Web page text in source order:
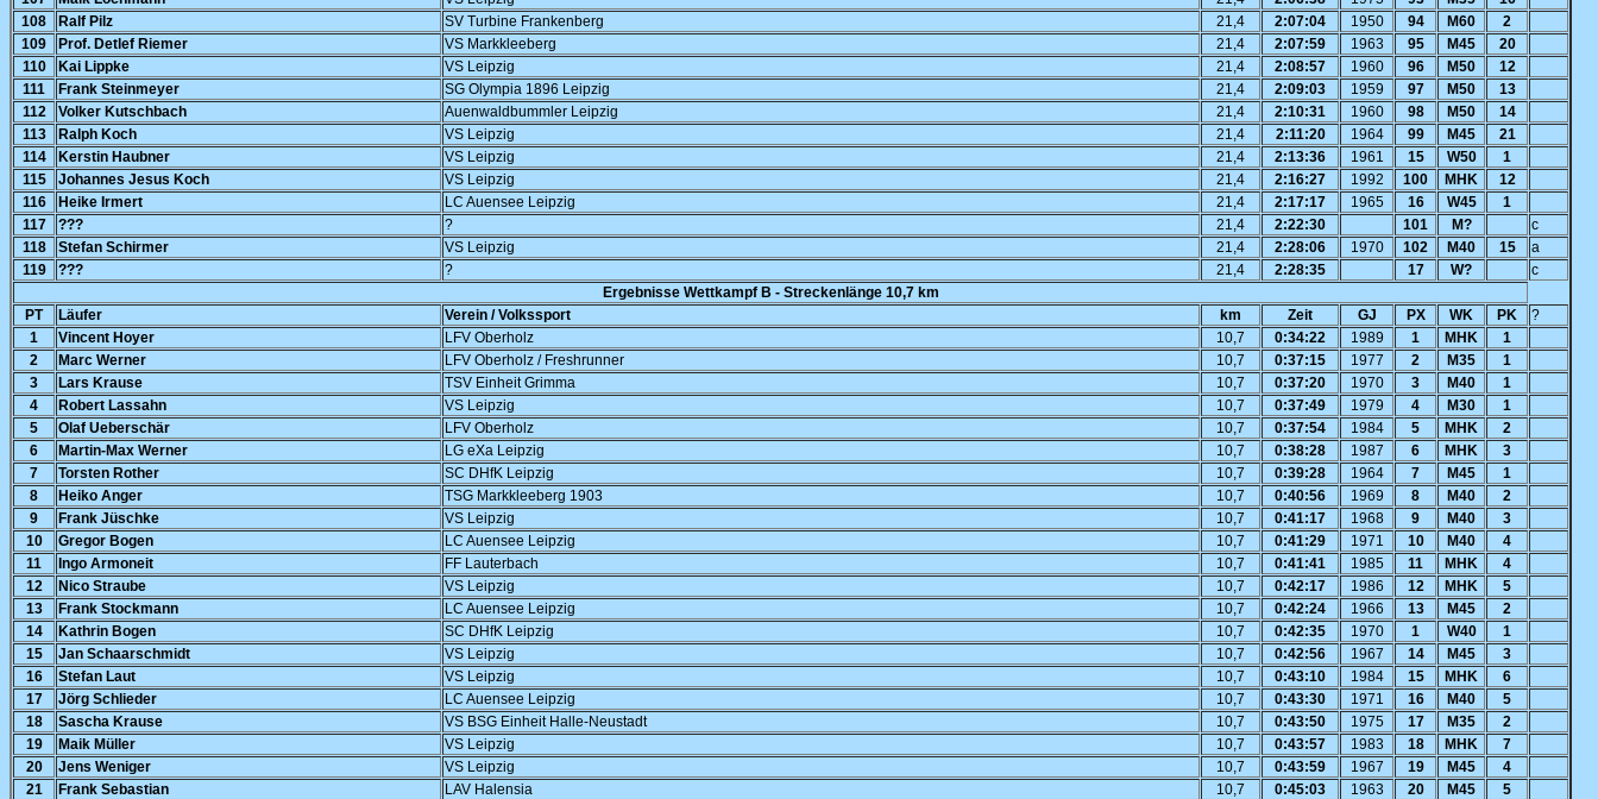
108
Ralf Pilz SV Turbine Frankenberg 21,4 2:07:04 1950 94 M60
2
109
Prof. Detlef Riemer VS Markkleeberg 21,4 2:07:59 1963 95 M45
20
110
Kai Lippke VS Leipzig 21,4 2:08:57 1960 96 M50
12
111
Frank Steinmeyer SG Olympia 1896 Leipzig 21,4 2:09:03 1959 97 M50
13
112
Volker Kutschbach Auenwaldbummler Leipzig 21,4 2:10:31 1960 98 M50
14
113
Ralph Koch VS Leipzig 21,4 2:11:20 1964 99 M45
21
114
Kerstin Haubner VS Leipzig 21,4 2:13:36 1961 15 W50
1
115
Johannes Jesus Koch VS Leipzig 21,4 2:16:27 1992 100 MHK
12
116
Heike Irmert LC Auensee Leipzig 21,4 2:17:17 1965 16 W45
1
117
??? ? 21,4 2:22:30 101 M?
c
118
Stefan Schirmer VS Leipzig 21,4 2:28:06 1970 102 M40 15
a
119
??? ? 21,4 2:28:35 17 W?
c
Ergebnisse Wettkampf B - Streckenlänge 10,7 km
PT
Läufer Verein / Volkssport km Zeit GJ PX WK PK
?
1
Vincent Hoyer LFV Oberholz 10,7 0:34:22 1989 1 MHK
1
2
Marc Werner LFV Oberholz / Freshrunner 10,7 0:37:15 1977 2 M35
1
3
Lars Krause TSV Einheit Grimma 10,7 0:37:20 1970 3 M40
1
4
Robert Lassahn VS Leipzig 10,7 0:37:49 1979 4 M30
1
5
Olaf Ueberschär LFV Oberholz 10,7 0:37:54 1984 5 MHK
2
6
Martin-Max Werner LG eXa Leipzig 10,7 0:38:28 1987 6 MHK
3
7
Torsten Rother SC DHfK Leipzig 10,7 0:39:28 1964 7 M45
1
8
Heiko Anger TSG Markkleeberg 1903 10,7 0:40:56 1969 8 M40
2
9
Frank Jüschke VS Leipzig 10,7 0:41:17 1968 9 M40
3
10
Gregor Bogen LC Auensee Leipzig 10,7 0:41:29 1971 10 M40
4
11
Ingo Armoneit FF Lauterbach 10,7 0:41:41 1985 11 MHK
4
12
Nico Straube VS Leipzig 10,7 0:42:17 1986 12 MHK
5
13
Frank Stockmann LC Auensee Leipzig 10,7 0:42:24 1966 13 M45
2
14
Kathrin Bogen SC DHfK Leipzig 10,7 0:42:35 1970 1 W40
1
15
Jan Schaarschmidt VS Leipzig 10,7 0:42:56 1967 14 M45
3
16
Stefan Laut VS Leipzig 10,7 0:43:10 1984 15 MHK
6
17
Jörg Schlieder LC Auensee Leipzig 10,7 0:43:30 1971 16 M40
5
18
Sascha Krause VS BSG Einheit Halle-Neustadt 10,7 0:43:50 1975 17 M35
2
19
Maik Müller VS Leipzig 10,7 0:43:57 1983 18 MHK
7
20
Jens Weniger VS Leipzig 10,7 0:43:59 1967 19 M45
4
21
Frank Sebastian LAV Halensia 10,7 0:45:03 1963 20 M45
5